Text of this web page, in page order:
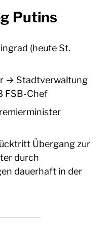
Putins
(heute St.
→ Stadtverwaltung
FSB-Chef
Übergang zur
durch
dauerhaft in der